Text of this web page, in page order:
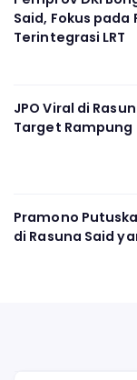
Said, Fokus pada
Terintegrasi LRT
JPO Viral di
Target
Pramono
di Rasuna Said